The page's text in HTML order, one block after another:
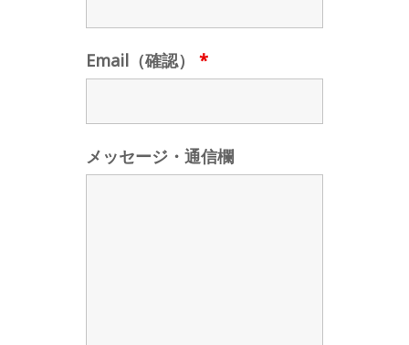
Email（確認） *
メッセージ・通信欄